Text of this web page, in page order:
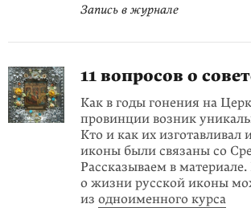
Запись в журнале
11 вопросов о
Как в годы гонения на
провинции возник
Кто и как их изготавливал
иконы были связаны со
Рассказываем в
о жизни русской иконы
из одноименного курса